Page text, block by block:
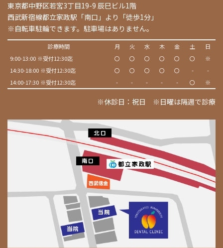
東京都中野区若宮3丁目19-9 辰巳ビル1階
西武新宿線都立家政駅「南口」より「徒歩1分」
※自転車駐輪できます。駐車場はありません。
診療時間 月 火 水 木 金 土
日
9:00-13:00 ※受付12:30迄
〇 〇 〇 〇 〇 〇
※
14:30-18:00 ※受付12:30迄
〇 〇 〇 〇 〇 -
-
14:00-17:30 ※受付12:30迄
- - - - - 〇 ※
※休診日：祝日 ※日曜は隔週で診療